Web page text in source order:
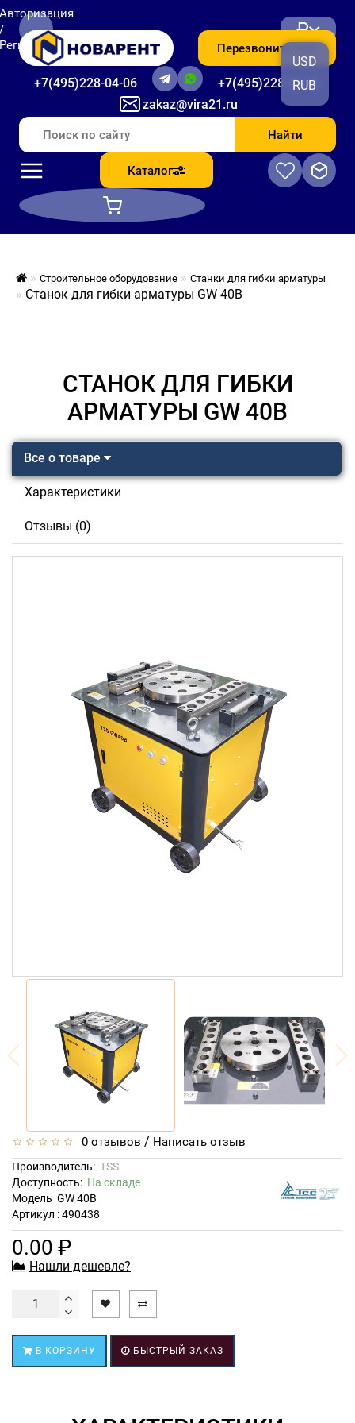
zakaz@vira21.ru
+7(495)228-04-06 +7(495)228-06-56
Перезвоните мне
₽
USD
RUB
Найти
Каталог
Строительное оборудование Станки для гибки арматуры
Станок для гибки арматуры GW 40B
СТАНОК ДЛЯ ГИБКИ
АРМАТУРЫ GW 40B
Все о товаре
Характеристики
Отзывы (0)
0 отзывов / Написать отзыв
Производитель: TSS
Доступность: На складе
Модель GW 40B
Артикул : 490438
0.00 ₽
Нашли дешевле?
В КОРЗИНУ БЫСТРЫЙ ЗАКАЗ